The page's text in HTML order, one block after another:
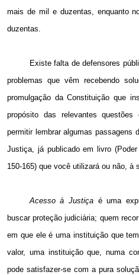
mais de mil e duzentas, enquanto
duzentas.
Existe falta de defensores
problemas que vêm recebendo
promulgação da Constituição que
propósito das relevantes
permitir lembrar algumas passagens
Justiça, já publicado em livro
150-165) que você utilizará ou não, à
Acesso à Justiça é uma
buscar proteção judiciária; quem
em que ele é uma instituição que
valor, uma instituição que, numa
pode satisfazer-se com a pura